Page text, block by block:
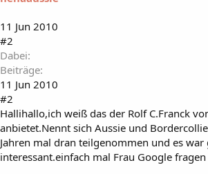
11 Jun 2010
#2
Dabei
Beiträge
11 Jun 2010
#2
Hallihallo,ich weiß das der Rolf C.Franck
anbietet.Nennt sich Aussie und
Jahren mal dran teilgenommen und es war
interessant.einfach mal Frau Google fragen